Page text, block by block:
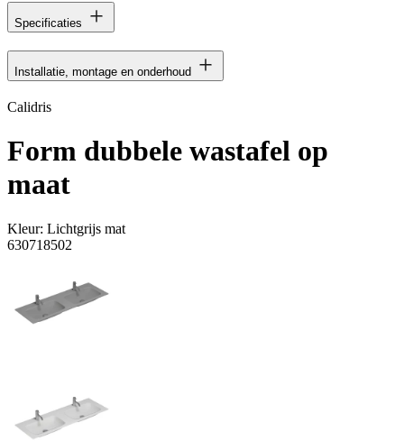
Specificaties
Installatie, montage en onderhoud
Calidris
Form dubbele wastafel op
maat
Kleur: Lichtgrijs mat
630718502